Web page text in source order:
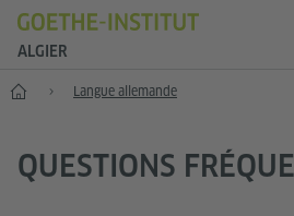
ALGIER
Accueil Langue allemande
QUESTIONS